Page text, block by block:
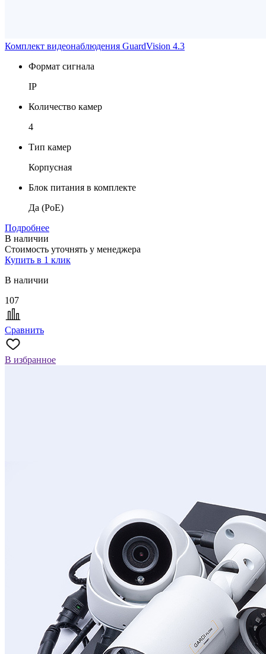
Комплект видеонаблюдения GuardVision 4.3
Формат сигнала
IP
Количество камер
4
Тип камер
Корпусная
Блок питания в комплекте
Да (PoE)
Подробнее
В наличии
Стоимость уточнять у менеджера
Купить в 1 клик
В наличии
107
Сравнить
В избранное